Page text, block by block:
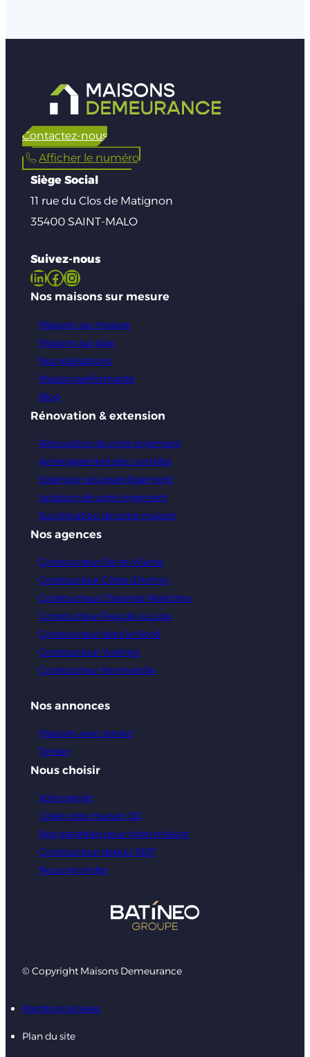
Contactez-nous
Afficher le numéro
Siège Social
11 rue du Clos de Matignon
35400 SAINT-MALO
Suivez-nous
LinkedIn Facebook Instagram
Nos maisons sur mesure
Maisons sur mesure
Maisons sur plan
Nos réalisations
Maison performante
Blog
Rénovation & extension
Rénovation de votre logement
Aménagement des combles
Extension et agrandissement
Isolation de votre logement
Sur élévation de votre maison
Nos agences
Constructeur Ille-et-Vilaine
Constructeur Côtes d’Armor
Constructeur Charente-Maritime
Constructeur Pays de la Loire
Constructeur dans le Nord
Constructeur Yvelines
Constructeur Normandie
Nos annonces
Maisons avec terrain
Terrain
Nous choisir
Votre projet
Créer votre maison 3D
Nos garanties pour votre maison
Constructeur depuis 1987
Nous rejoindre
© Copyright Maisons Demeurance
Mentions légales
Plan du site